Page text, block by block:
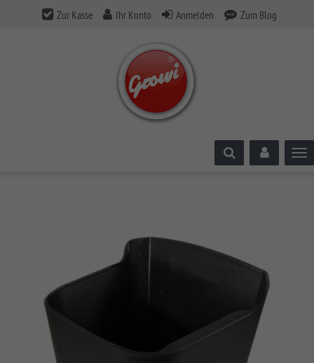
Zur Kasse Ihr Konto Anmelden Zum Blog